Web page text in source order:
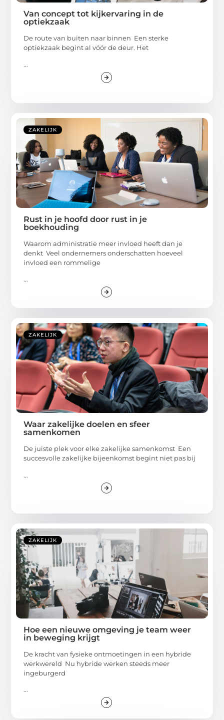
Van concept tot kijkervaring in de
optiekzaak
De route van buiten naar binnen Een sterke
optiekzaak begint al vóór de deur. Het
...
ZAKELIJK
Rust in je hoofd door rust in je
boekhouding
Waarom administratie meer invloed heeft dan je
denkt Veel ondernemers onderschatten hoeveel
invloed een rommelige
...
ZAKELIJK
Waar zakelijke doelen en sfeer
samenkomen
De juiste plek voor elke zakelijke samenkomst Een
succesvolle zakelijke bijeenkomst begint niet pas bij
...
ZAKELIJK
Hoe een nieuwe omgeving je team weer
in beweging krijgt
De kracht van fysieke ontmoetingen in een hybride
werkwereld Nu hybride werken steeds meer
ingeburgerd
...